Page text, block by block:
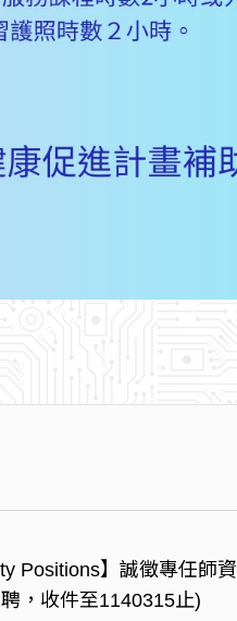
Positions】誠徵專任師資
，收件至1140315止)